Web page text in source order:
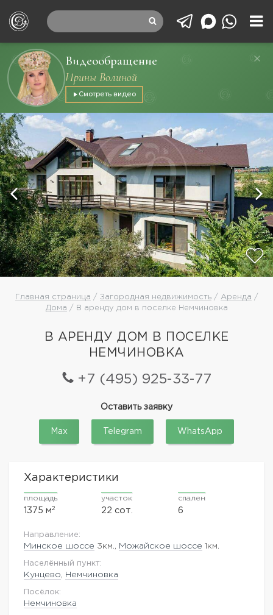
Видеообращение
Ирины Волиной
Смотреть видео
Главная страница / Загородная недвижимость/ Аренда /
Дома / В аренду дом в поселке Немчиновка
В АРЕНДУ ДОМ В ПОСЕЛКЕ
НЕМЧИНОВКА
+7 (495) 925-33-77
Оставить заявку
Max Telegram WhatsApp
Характеристики
площадь
1375 м2
участок
22 сот.
спален
6
Направление:
Минское шоссе 3км., Можайское шоссе 1км.
Населённый пункт:
Кунцево Немчиновка
Посёлок:
Немчиновка